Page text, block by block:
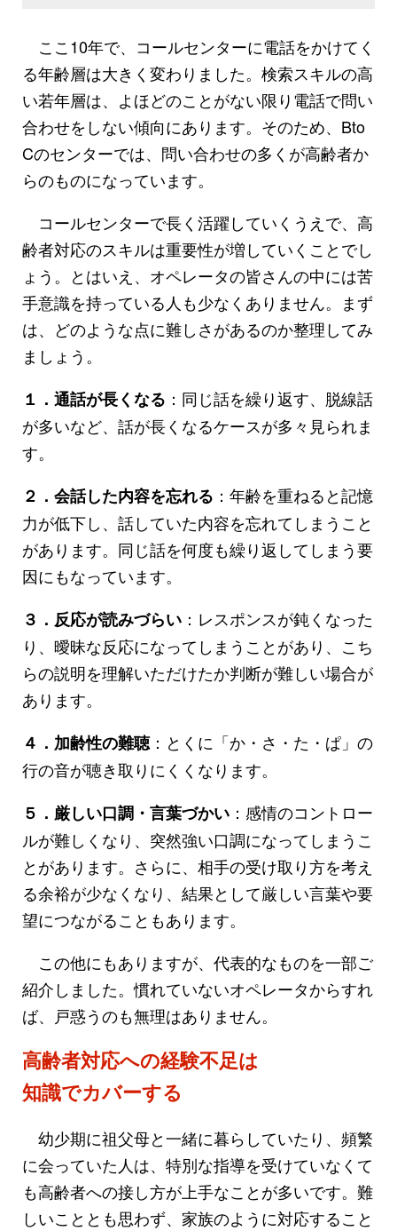
ここ10年で、コールセンターに電話をかけてく
る年齢層は大きく変わりました。検索スキルの高
い若年層は、よほどのことがない限り電話で問い
合わせをしない傾向にあります。そのため、Bto
Cのセンターでは、問い合わせの多くが高齢者か
らのものになっています。
コールセンターで長く活躍していくうえで、高
齢者対応のスキルは重要性が増していくことでし
ょう。とはいえ、オペレータの皆さんの中には苦
手意識を持っている人も少なくありません。まず
は、どのような点に難しさがあるのか整理してみ
ましょう。
１．通話が長くなる ：同じ話を繰り返す、脱線話
が多いなど、話が長くなるケースが多々見られま
す。
２．会話した内容を忘れる ：年齢を重ねると記憶
力が低下し、話していた内容を忘れてしまうこと
があります。同じ話を何度も繰り返してしまう要
因にもなっています。
３．反応が読みづらい ：レスポンスが鈍くなった
り、曖昧な反応になってしまうことがあり、こち
らの説明を理解いただけたか判断が難しい場合が
あります。
４．加齢性の難聴：とくに「か・さ・た・ぱ」の
行の音が聴き取りにくくなります。
５．厳しい口調・言葉づかい ：感情のコントロー
ルが難しくなり、突然強い口調になってしまうこ
とがあります。さらに、相手の受け取り方を考え
る余裕が少なくなり、結果として厳しい言葉や要
望につながることもあります。
この他にもありますが、代表的なものを一部ご
紹介しました。慣れていないオペレータからすれ
ば、戸惑うのも無理はありません。
高齢者対応への経験不足は
知識でカバーする
幼少期に祖父母と一緒に暮らしていたり、頻繁
に会っていた人は、特別な指導を受けていなくて
も高齢者への接し方が上手なことが多いです。難
しいこととも思わず、家族のように対応すること